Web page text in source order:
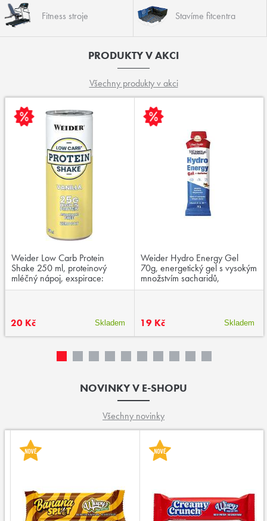
Fitness stroje Stavíme fitcentra
PRODUKTY V AKCI
Všechny produkty v akci
Weider Low Carb Protein
Shake 250 ml, proteinový
mléčný nápoj, exspirace:
03/2026
20 Kč Skladem
Weider Hydro Energy Gel
70g, energetický gel s vysokým
množstvím sacharidů,
aminokyselinami a kofeinem,
19 Kč
Skladem
NOVINKY V E-SHOPU
Všechny novinky